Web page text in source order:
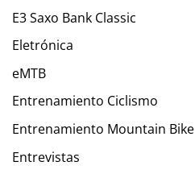
E3 Saxo Bank Classic
Eletrónica
eMTB
Entrenamiento Ciclismo
Entrenamiento Mountain Bike
Entrevistas